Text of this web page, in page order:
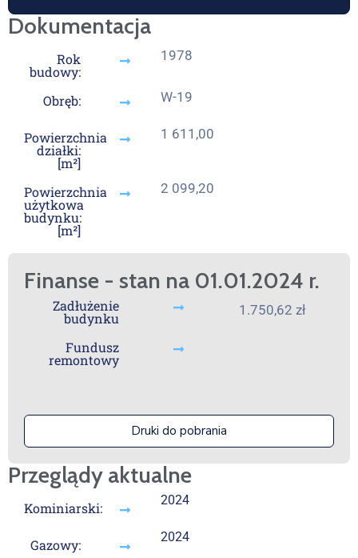
Dokumentacja
Rok
budowy:
1978
Obręb: W-19
Powierzchnia
działki:
[m²]
1 611,00
Powierzchnia
użytkowa
budynku:
[m²]
2 099,20
Finanse - stan na 01.01.2024 r.
Zadłużenie
budynku 1.750,62 zł
Fundusz
remontowy
Druki do pobrania
Przeglądy aktualne
Kominiarski: 2024
Gazowy: 2024